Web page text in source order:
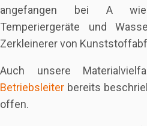
angefangen bei A
Temperiergeräte und
Zerkleinerer von
Auch unsere
Betriebsleiter bereits
offen.